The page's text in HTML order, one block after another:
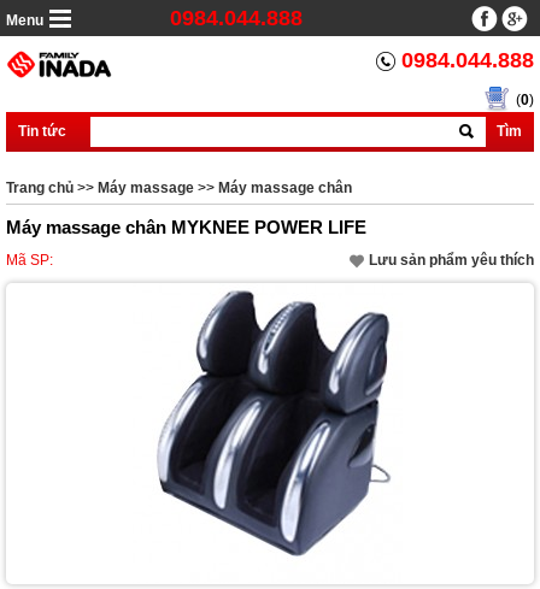
Menu
0984.044.888
0984.044.888
(0)
Tin tức
Tìm
Trang chủ >> Máy massage >> Máy massage chân
Máy massage chân MYKNEE POWER LIFE
Mã SP: Lưu sản phẩm yêu thích